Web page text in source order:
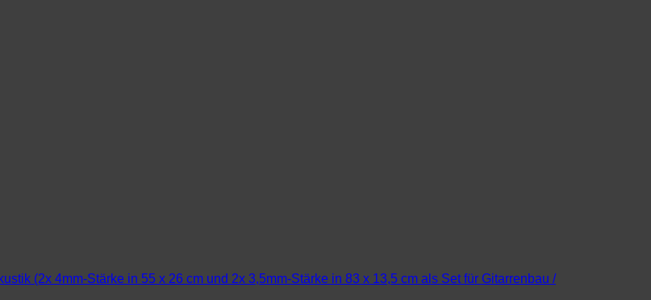
(2x 4mm-Stärke in 55 x 26 cm und 2x 3,5mm-Stärke in 83 x 13,5 cm als Set für Gitarrenbau /